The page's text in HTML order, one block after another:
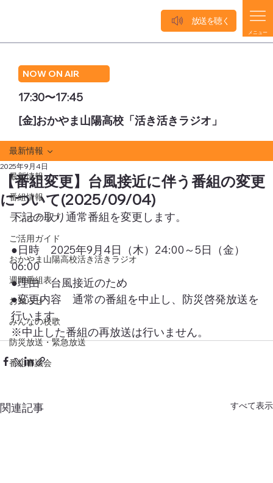
NOW ON AIR
17:30〜17:45
[金]おかやま山陽高校「活き活きラジオ」
メニュー
放送を聴く
最新情報
番組情報
ラジオクラブ
ご活用ガイド
おかやま山陽高校活き活きラジオ
週間番組表
お知らせ
みんなの校歌
防災放送・緊急放送
番組審議会
最新情報
【番組変更】台風接近に伴う番組の変更
について(2025/09/04)
2025年9月4日
下記の取り通常番組を変更します。
●日時　2025年9月4日（木）24:00～5日（金）
06:00
●理由　台風接近のため
●変更内容　通常の番組を中止し、防災啓発放送を
行います。
※中止した番組の再放送は行いません。
関連記事 すべて表示